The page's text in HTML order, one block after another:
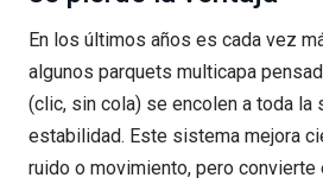
En los últimos años es cada vez
algunos parquets multicapa
(clic, sin cola) se encolen a toda la
estabilidad. Este sistema mejora
ruido o movimiento, pero convierte